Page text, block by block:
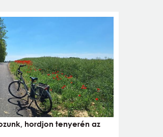
hordjon tenyerén az